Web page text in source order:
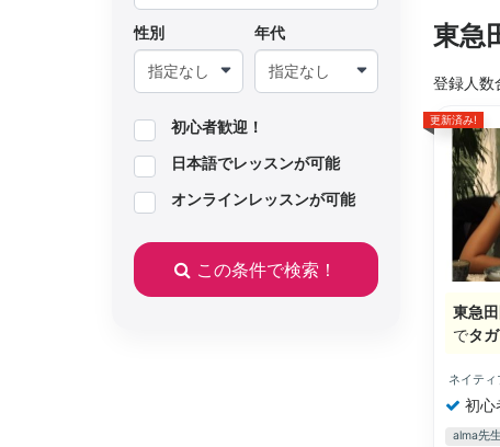
性別 年代
初心者歓迎！
日本語でレッスンが可能
オンラインレッスンが可能
この条件で検索！
東急
登録人数
更新済み!
東急
でタ
ネイティ
初心
alma先